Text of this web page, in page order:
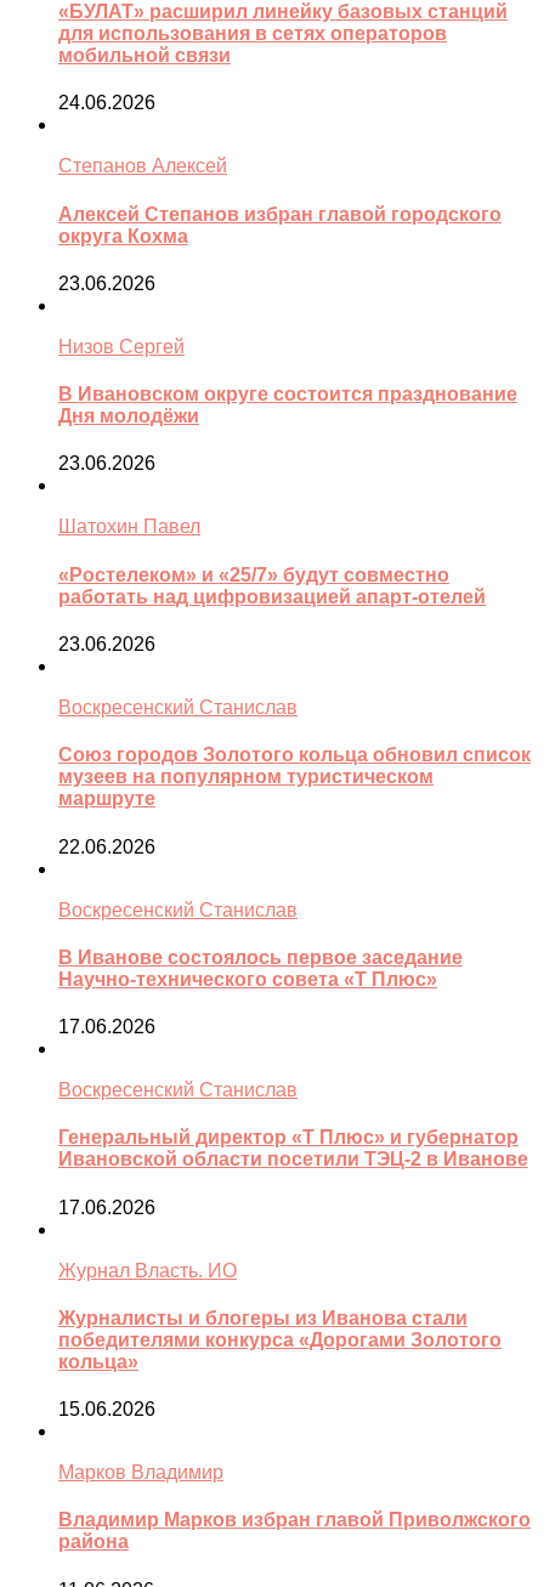
«БУЛАТ» расширил линейку базовых станций
для использования в сетях операторов
мобильной связи
24.06.2026
Степанов Алексей
Алексей Степанов избран главой городского
округа Кохма
23.06.2026
Низов Сергей
В Ивановском округе состоится празднование
Дня молодёжи
23.06.2026
Шатохин Павел
«Ростелеком» и «25/7» будут совместно
работать над цифровизацией апарт-отелей
23.06.2026
Воскресенский Станислав
Союз городов Золотого кольца обновил список
музеев на популярном туристическом
маршруте
22.06.2026
Воскресенский Станислав
В Иванове состоялось первое заседание
Научно-технического совета «Т Плюс»
17.06.2026
Воскресенский Станислав
Генеральный директор «Т Плюс» и губернатор
Ивановской области посетили ТЭЦ-2 в Иванове
17.06.2026
Журнал Власть. ИО
Журналисты и блогеры из Иванова стали
победителями конкурса «Дорогами Золотого
кольца»
15.06.2026
Марков Владимир
Владимир Марков избран главой Приволжского
района